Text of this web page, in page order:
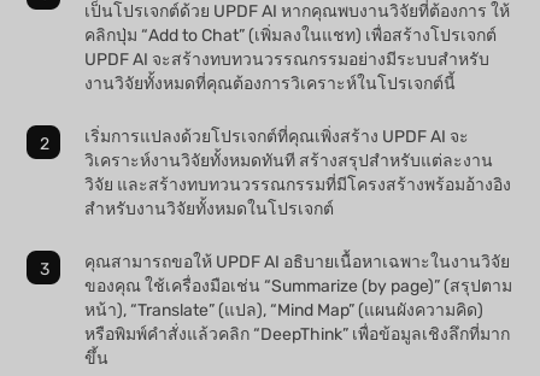
เป็นโปรเจกต์ด้วย UPDF AI หากคุณพบงานวิจัยที่ต้องการ ให้
คลิกปุ่ม “Add to Chat” (เพิ่มลงในแชท) เพื่อสร้างโปรเจกต์
UPDF AI จะสร้างทบทวนวรรณกรรมอย่างมีระบบสำหรับ
งานวิจัยทั้งหมดที่คุณต้องการวิเคราะห์ในโปรเจกต์นี้
เริ่มการแปลงด้วยโปรเจกต์ที่คุณเพิ่งสร้าง UPDF AI จะ
วิเคราะห์งานวิจัยทั้งหมดทันที สร้างสรุปสำหรับแต่ละงาน
วิจัย และสร้างทบทวนวรรณกรรมที่มีโครงสร้างพร้อมอ้างอิง
สำหรับงานวิจัยทั้งหมดในโปรเจกต์
คุณสามารถขอให้ UPDF AI อธิบายเนื้อหาเฉพาะในงานวิจัย
ของคุณ ใช้เครื่องมือเช่น “Summarize (by page)” (สรุปตาม
หน้า), “Translate” (แปล), “Mind Map” (แผนผังความคิด)
หรือพิมพ์คำสั่งแล้วคลิก “DeepThink” เพื่อข้อมูลเชิงลึกที่มาก
ขึ้น